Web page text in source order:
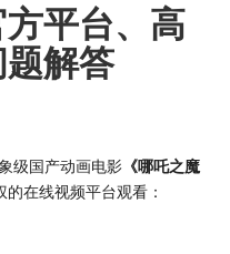
平台、高
解答
级国产动画电影 《哪吒之魔
在线视频平台观看：